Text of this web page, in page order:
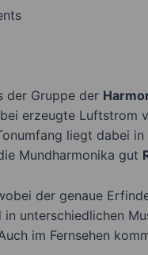
der Gruppe der
erzeugte
liegt dabei
Mundharmonika gut
der genaue
unterschiedlichen
im Fernsehen